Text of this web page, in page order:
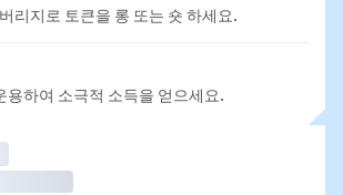
리지로 토큰을 롱 또는 숏 하세요.
용하여 소극적 소득을 얻으세요.